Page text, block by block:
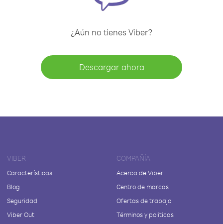
¿Aún no tienes Viber?
Descargar ahora
VIBER
Características
Blog
Seguridad
Viber Out
COMPAÑÍA
Acerca de Viber
Centro de marcas
Ofertas de trabajo
Términos y políticas